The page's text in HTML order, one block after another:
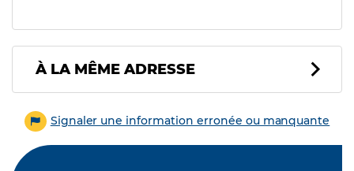
À LA MÊME ADRESSE
Signaler une information erronée ou manquante